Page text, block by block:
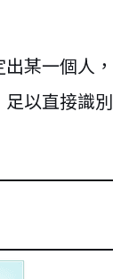
某一個人，
以直接識別